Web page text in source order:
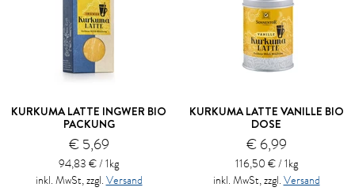
KURKUMA LATTE INGWER BIO
PACKUNG
€ 5,69
94,83 € / 1kg
inkl. MwSt, zzgl. Versand
KURKUMA LATTE VANILLE BIO
DOSE
€ 6,99
116,50 € / 1kg
inkl. MwSt, zzgl. Versand